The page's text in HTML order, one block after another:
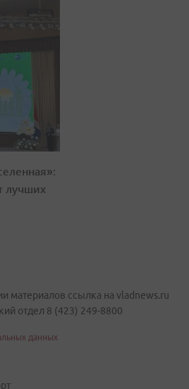
лучших
материалов ссылка на vladnews.ru
отдел 8 (423) 249-8800
данных